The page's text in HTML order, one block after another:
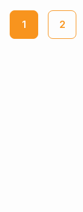
1 2